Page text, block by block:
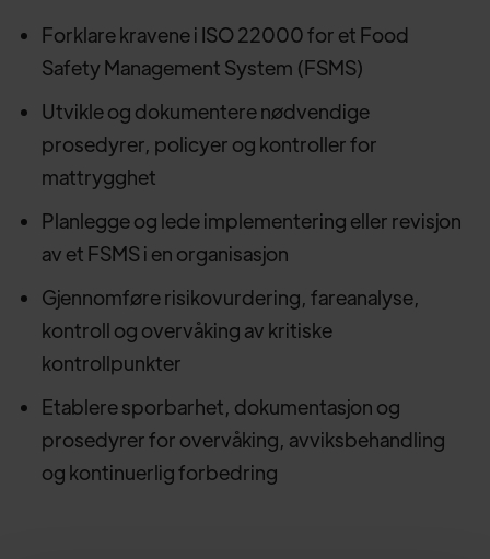
Forklare kravene i ISO 22000 for et Food
Safety Management System (FSMS)
Utvikle og dokumentere nødvendige
prosedyrer, policyer og kontroller for
mattrygghet
Planlegge og lede implementering eller revisjon
av et FSMS i en organisasjon
Gjennomføre risikovurdering, fareanalyse,
kontroll og overvåking av kritiske
kontrollpunkter
Etablere sporbarhet, dokumentasjon og
prosedyrer for overvåking, avviksbehandling
og kontinuerlig forbedring